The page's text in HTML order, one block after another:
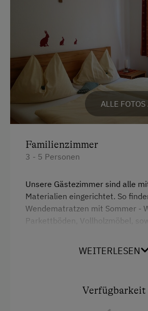
ALLE
Familienzimmer
3 - 5 Personen
Unsere Gästezimmer sind alle
Materialien eingerichtet. So
Wendematratzen mit Sommer -
Parkettböden, Vollholzmöbel,
hofeigenen Schafe.WEITERLESEN
Verfügbarkeit